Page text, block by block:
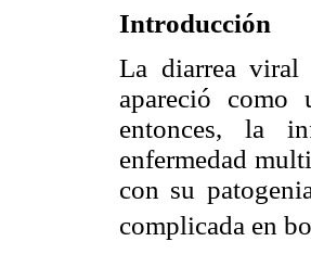
Introducción
La diarrea
apareció como
entonces, la
enfermedad
con su
complicada en